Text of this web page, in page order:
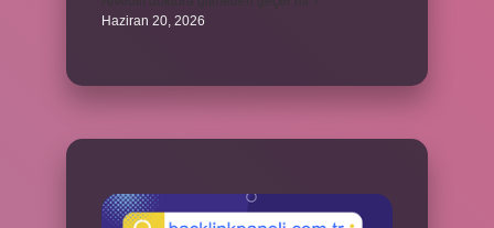
Haziran 20, 2026